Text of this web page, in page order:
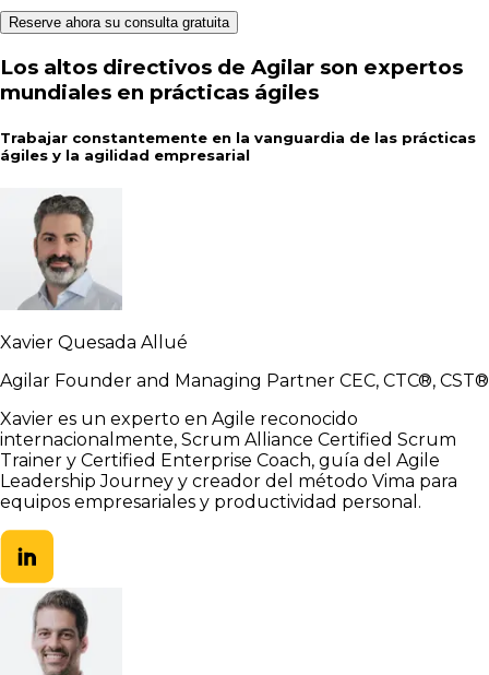
Reserve ahora su consulta gratuita
Los altos directivos de Agilar son expertos
mundiales en prácticas ágiles
Trabajar constantemente en la vanguardia de las prácticas
ágiles y la agilidad empresarial
Xavier Quesada Allué
Agilar Founder and Managing Partner CEC, CTC®, CST®
Xavier es un experto en Agile reconocido
internacionalmente, Scrum Alliance Certified Scrum
Trainer y Certified Enterprise Coach, guía del Agile
Leadership Journey y creador del método Vima para
equipos empresariales y productividad personal.